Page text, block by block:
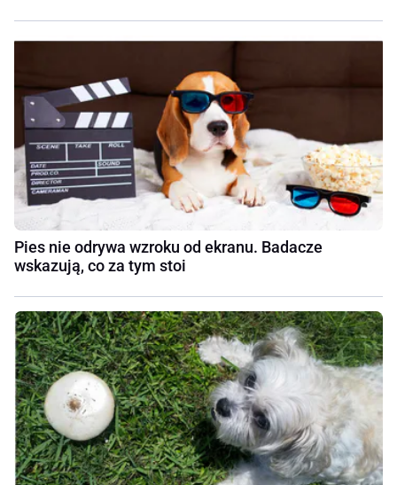
Pies nie odrywa wzroku od ekranu. Badacze
wskazują, co za tym stoi